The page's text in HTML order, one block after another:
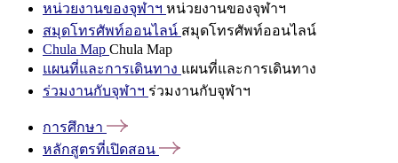
หน่วยงานของจุฬาฯ หน่วยงานของจุฬาฯ
สมุดโทรศัพท์ออนไลน์ สมุดโทรศัพท์ออนไลน์
Chula Map Chula Map
แผนที่และการเดินทาง แผนที่และการเดินทาง
ร่วมงานกับจุฬาฯ ร่วมงานกับจุฬาฯ
การศึกษา
หลักสูตรที่เปิดสอน